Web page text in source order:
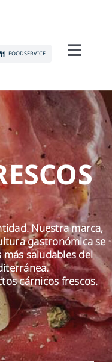
FOODSERVICE
Nuestra marca,
gastronómica se
saludables del
cárnicos frescos.